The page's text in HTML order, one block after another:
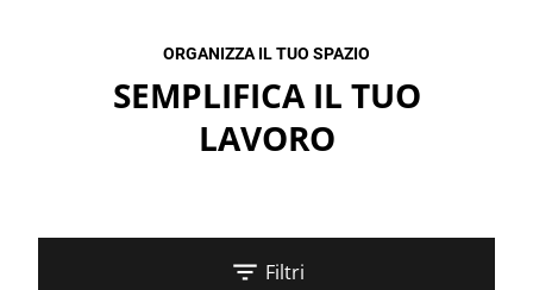
ORGANIZZA IL TUO SPAZIO
SEMPLIFICA IL TUO
LAVORO
Filtri